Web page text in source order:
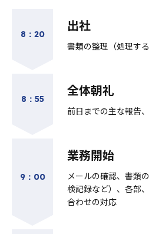
8：20
出社
書類の整理（処理す
8：55
全体朝礼
前日までの主な報告
9：00
業務開始
メールの確認、書類
検記録など）、各部
合わせの対応